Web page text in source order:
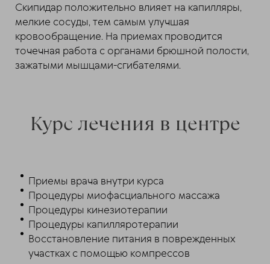
Скипидар положительно влияет на капилляры,
мелкие сосуды, тем самым улучшая
кровообращение. На приемах проводится
точечная работа с органами брюшной полости,
зажатыми мышцами-сгибателями.
Курс лечения в центре
Приемы врача внутри курса
Процедуры миофасциального массажа
Процедуры кинезиотерапии
Процедуры капилляротерапии
Восстановление питания в поврежденных
участках с помощью компрессов